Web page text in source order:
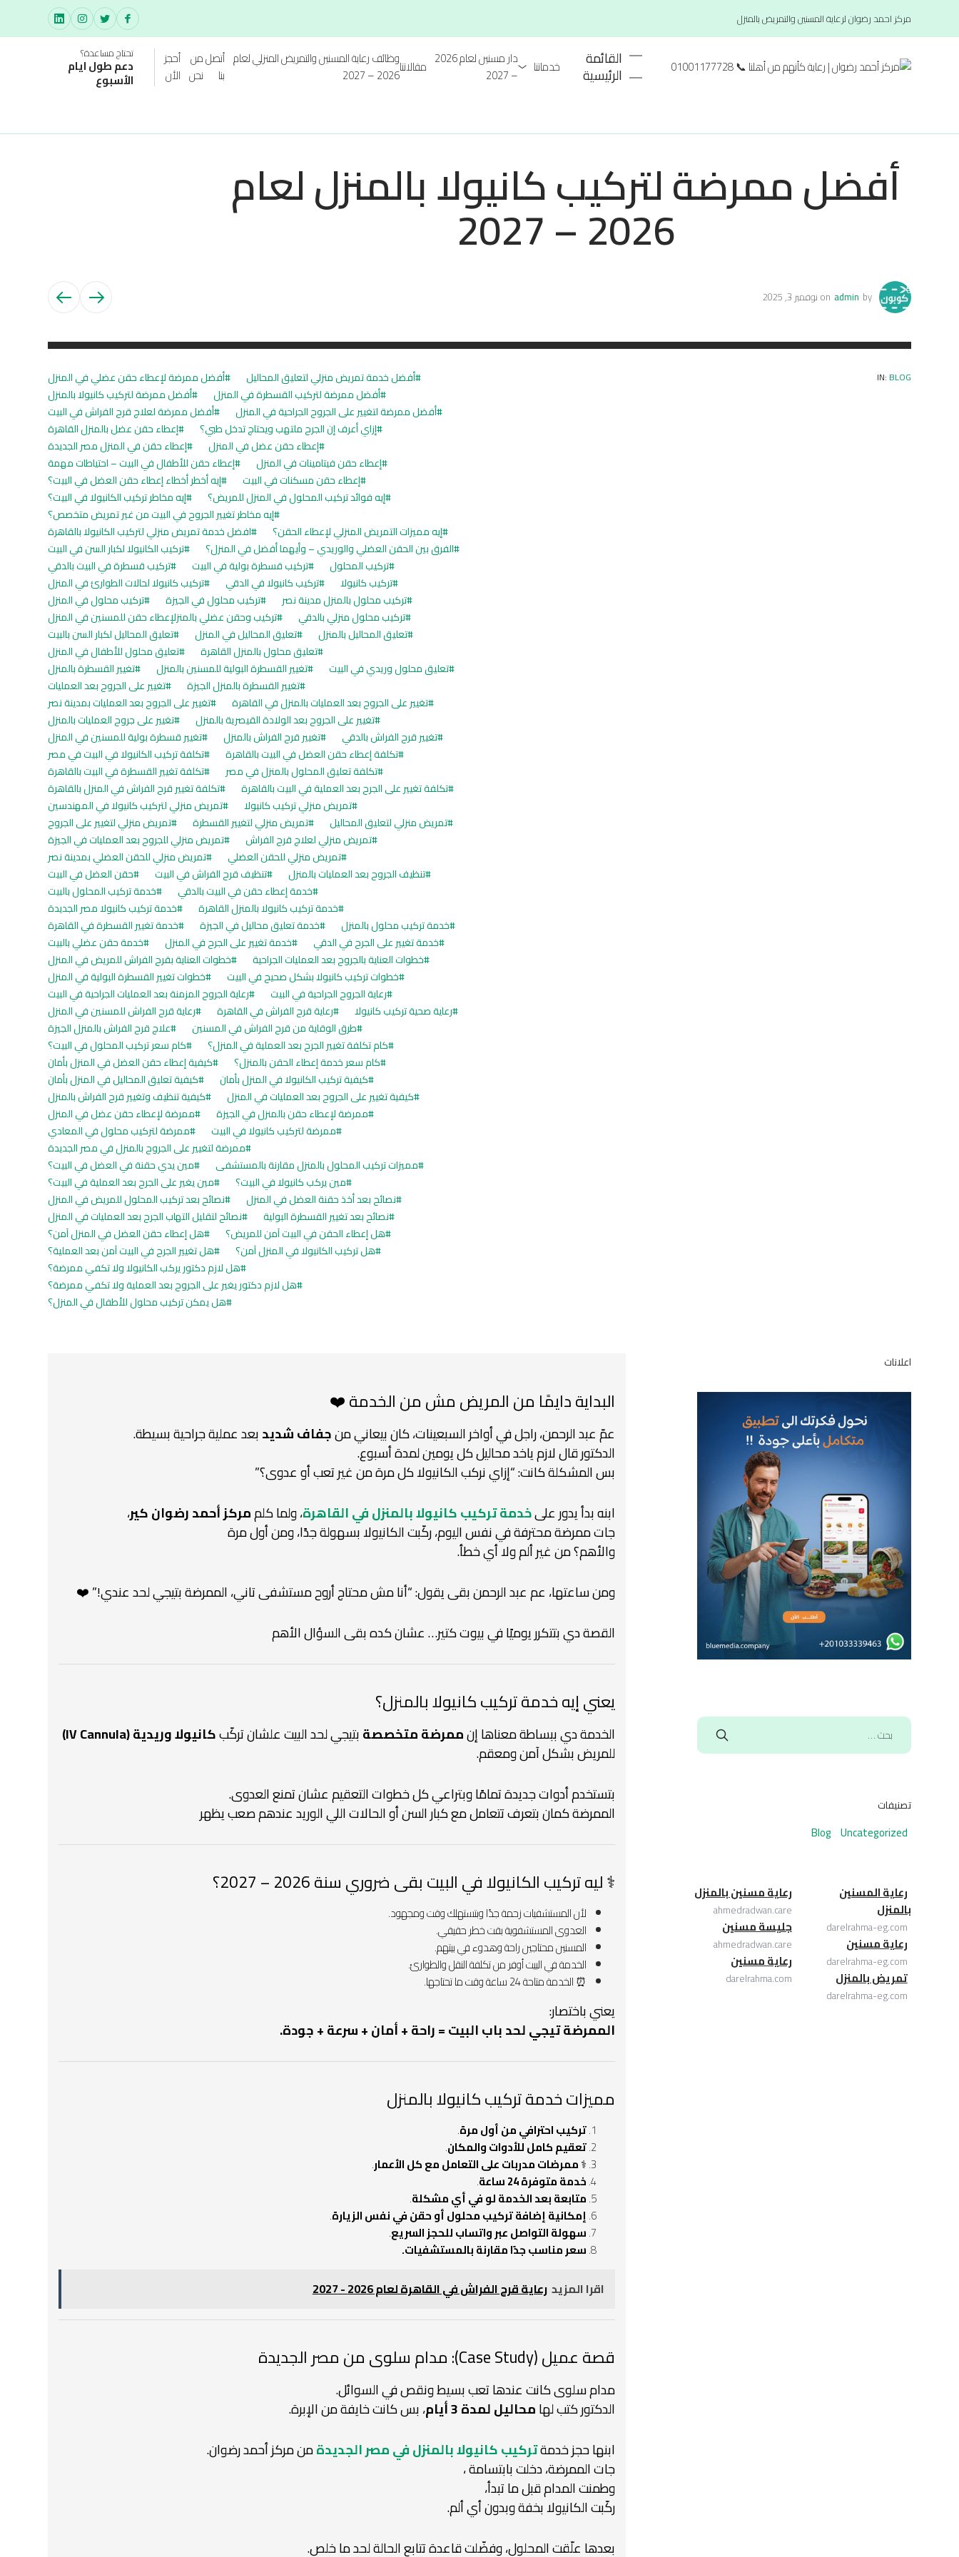
مركز احمد رضوان لرعاية المسنين والتمريض بالمنزل
القائمة
الرئيسية خدماتنا
دار مسنين لعام 2026
– 2027
مقالاتناوظائف رعاية المسنين والتمريض المنزلي لعام
2026 – 2027
أتصل
بنا
من
نحن
أحجز
الأن
تحتاج مساعدة؟
دعم طول ايام
الأسبوع
أفضل ممرضة لتركيب كانيولا بالمنزل لعام
2026 – 2027
by
admin
on نوفمبر 3, 2025
IN: BLOG أفضل خدمة تمريض منزلي لتعليق المحاليل
أفضل ممرضة لإعطاء حقن عضلي في المنزل
أفضل ممرضة لتركيب القسطرة في المنزل
أفضل ممرضة لتركيب كانيولا بالمنزل
أفضل ممرضة لتغيير على الجروح الجراحية في المنزل
أفضل ممرضة لعلاج قرح الفراش في البيت
إزاي أعرف إن الجرح ملتهب ويحتاج تدخل طبي؟
إعطاء حقن عضل بالمنزل القاهرة
إعطاء حقن عضل في المنزل
إعطاء حقن في المنزل مصر الجديدة
إعطاء حقن فيتامينات في المنزل
إعطاء حقن للأطفال في البيت – احتياطات مهمة
إعطاء حقن مسكنات في البيت
إيه أخطر أخطاء إعطاء حقن العضل في البيت؟
إيه فوائد تركيب المحلول في المنزل للمريض؟
إيه مخاطر تركيب الكانيولا في البيت؟
إيه مخاطر تغيير الجروح في البيت من غير تمريض متخصص؟
إيه مميزات التمريض المنزلي لإعطاء الحقن؟
افضل خدمة تمريض منزلي لتركيب الكانيولا بالقاهرة
الفرق بين الحقن العضلي والوريدي – وأيهما أفضل في المنزل؟
تركيب الكانيولا لكبار السن في البيت
تركيب المحلول
تركيب قسطرة بولية في البيت
تركيب قسطرة في البيت بالدقي
تركيب كانيولا
تركيب كانيولا في الدقي
تركيب كانيولا لحالات الطوارئ في المنزل
تركيب محلول بالمنزل مدينة نصر
تركيب محلول في الجيزة
تركيب محلول في المنزل
تركيب محلول منزلي بالدقي
تركيب وحقن عضلي بالمنزلإعطاء حقن للمسنين في المنزل
تعليق المحاليل بالمنزل
تعليق المحاليل في المنزل
تعليق المحاليل لكبار السن بالبيت
تعليق محلول بالمنزل القاهرة
تعليق محلول للأطفال في المنزل
تعليق محلول وريدي في البيت
تغيير القسطرة البولية للمسنين بالمنزل
تغيير القسطرة بالمنزل
تغيير القسطرة بالمنزل الجيزة
تغيير على الجروح بعد العمليات
تغيير على الجروح بعد العمليات بالمنزل في القاهرة
تغيير على الجروح بعد العمليات بمدينة نصر
تغيير على الجروح بعد الولادة القيصرية بالمنزل
تغيير على جروح العمليات بالمنزل
تغيير قرح الفراش بالدقي
تغيير قرح الفراش بالمنزل
تغيير قسطرة بولية للمسنين في المنزل
تكلفة إعطاء حقن العضل في البيت بالقاهرة
تكلفة تركيب الكانيولا في البيت في مصر
تكلفة تعليق المحلول بالمنزل في مصر
تكلفة تغيير القسطرة في البيت بالقاهرة
تكلفة تغيير على الجرح بعد العملية في البيت بالقاهرة
تكلفة تغيير قرح الفراش في المنزل بالقاهرة
تمريض منزلي تركيب كانيولا
تمريض منزلي لتركيب كانيولا في المهندسين
تمريض منزلي لتعليق المحاليل
تمريض منزلي لتغيير القسطرة
تمريض منزلي لتغيير على الجروح
تمريض منزلي لعلاج قرح الفراش
تمريض منزلي للجروح بعد العمليات في الجيزة
تمريض منزلي للحقن العضلي
تمريض منزلي للحقن العضلي بمدينة نصر
تنظيف الجروح بعد العمليات بالمنزل
تنظيف قرح الفراش في البيت
حقن العضل في البيت
خدمة إعطاء حقن في البيت بالدقي
خدمة تركيب المحلول بالبيت
خدمة تركيب كانيولا بالمنزل القاهرة
خدمة تركيب كانيولا مصر الجديدة
خدمة تركيب محلول بالمنزل
خدمة تعليق محاليل في الجيزة
خدمة تغيير القسطرة في القاهرة
خدمة تغيير على الجرح في الدقي
خدمة تغيير على الجرح في المنزل
خدمة حقن عضلي بالبيت
خطوات العناية بالجروح بعد العمليات الجراحية
خطوات العناية بقرح الفراش للمريض في المنزل
خطوات تركيب كانيولا بشكل صحيح في البيت
خطوات تغيير القسطرة البولية في المنزل
رعاية الجروح الجراحية في البيت
رعاية الجروح المزمنة بعد العمليات الجراحية في البيت
رعاية صحية تركيب كانيولا
رعاية قرح الفراش في القاهرة
رعاية قرح الفراش للمسنين في المنزل
طرق الوقاية من قرح الفراش في المسنين
علاج قرح الفراش بالمنزل الجيزة
كام تكلفة تغيير الجرح بعد العملية في المنزل؟
كام سعر تركيب المحلول في البيت؟
كام سعر خدمة إعطاء الحقن بالمنزل؟
كيفية إعطاء حقن العضل في المنزل بأمان
كيفية تركيب الكانيولا في المنزل بأمان
كيفية تعليق المحاليل في المنزل بأمان
كيفية تغيير على الجروح بعد العمليات في المنزل
كيفية تنظيف وتغيير قرح الفراش بالمنزل
ممرضة لإعطاء حقن بالمنزل في الجيزة
ممرضة لإعطاء حقن عضل في المنزل
ممرضة لتركيب كانيولا في البيت
ممرضة لتركيب محلول في المعادي
ممرضة لتغيير على الجروح بالمنزل في مصر الجديدة
مميزات تركيب المحلول بالمنزل مقارنة بالمستشفى
مين يدي حقنة في العضل في البيت؟
مين يركب كانيولا في البيت؟
مين يغير على الجرح بعد العملية في البيت؟
نصائح بعد أخذ حقنة العضل في المنزل
نصائح بعد تركيب المحلول للمريض في المنزل
نصائح بعد تغيير القسطرة البولية
نصائح لتقليل التهاب الجرح بعد العمليات في المنزل
هل إعطاء الحقن في البيت آمن للمريض؟
هل إعطاء حقن العضل في المنزل آمن؟
هل تركيب الكانيولا في المنزل آمن؟
هل تغيير الجرح في البيت آمن بعد العملية؟
هل لازم دكتور يركب الكانيولا ولا تكفي ممرضة؟
هل لازم دكتور يغير على الجروح بعد العملية ولا تكفي ممرضة؟
هل يمكن تركيب محلول للأطفال في المنزل؟
البداية دايمًا من المريض مش من الخدمة ❤️
عمّ عبد الرحمن، راجل في أواخر السبعينات،كان بيعاني منجفاف شديدبعد عملية جراحية بسيطة.
الدكتور قال لازم ياخد محاليل كل يومين لمدة أسبوع.
بس المشكلة كانت:“إزاي نركب الكانيولا كل مرة من غير تعب أو عدوى؟”
ابنه بدأ يدور علىخدمة تركيب كانيولا بالمنزل في القاهرة،ولما كلممركز أحمد رضوان كير،
جات ممرضة محترفة في نفس اليوم،ركّبت الكانيولا بسهولة جدًا، ومن أول مرة
والأهم؟ من غير ألم ولا أي خطأ.
ومن ساعتها، عم عبد الرحمن بقى يقول:“أنا مش محتاج أروح مستشفى تاني، الممرضة بتيجي لحد عندي!” ❤️
القصة دي بتتكرر يوميًا في بيوت كتير…عشان كده بقى السؤال الأهم
يعني إيه خدمة تركيب كانيولا بالمنزل؟
الخدمة دي ببساطة معناها إنممرضة متخصصةبتيجي لحد البيتعلشان تركّبكانيولا وريدية (IV Cannula)
للمريض بشكل آمن ومعقم.
بتستخدم أدوات جديدة تمامًاوبتراعي كل خطوات التعقيم عشان تمنع العدوى.
الممرضة كمان بتعرف تتعامل مع كبار السن أو الحالات اللي الوريد عندهم صعب يظهر
⚕️ ليه تركيب الكانيولا في البيت بقى ضروري سنة 2026 – 2027؟
لأن المستشفيات زحمة جدًا وبتستهلك وقت ومجهود.
العدوى المستشفوية بقت خطر حقيقي.
المسنين محتاجين راحة وهدوء في بيتهم.
الخدمة في البيت أوفر من تكلفة النقل والطوارئ.
⏰ الخدمة متاحة 24 ساعة وقت ما تحتاجها.
يعني باختصار:
الممرضة تيجي لحد باب البيت = راحة + أمان + سرعة + جودة.
مميزات خدمة تركيب كانيولا بالمنزل
تركيب احترافي من أول مرة.
تعقيم كامل للأدوات والمكان.
‍⚕️ممرضات مدربات على التعامل مع كل الأعمار.
خدمة متوفرة 24 ساعة
.
متابعة بعد الخدمة لو في أي مشكلة.
إمكانية إضافة تركيب محلول أو حقن في نفس الزيارة.
سهولة التواصل عبر واتساب للحجز السريع.
سعر مناسب جدًا مقارنة بالمستشفيات.
اقرا المزيد رعاية قرح الفراش في القاهرة لعام 2026 - 2027
قصة عميل (Case Study): مدام سلوى من مصر الجديدة
مدام سلوى كانت عندها تعب بسيط ونقص في السوائل.
الدكتور كتب لهامحاليل لمدة 3 أيام
، بس كانت خايفة من الإبرة.
ابنها حجز خدمةتركيب كانيولا بالمنزل في مصر الجديدةمن مركز أحمد رضوان.
جات الممرضة، دخلت بابتسامة ،
وطمنت المدام قبل ما تبدأ،
ركّبت الكانيولا بخفة وبدون أي ألم.
بعدها علّقت المحلول، وفضّلت قاعدة تتابع الحالة لحد ما خلص.
اعلانات
تصنيفات
Blog Uncategorized
رعاية المسنين
بالمنزل
darelrahma-eg.com
رعاية مسنين
darelrahma-eg.com
تمريض بالمنزل
darelrahma-eg.com
رعاية مسنين بالمنزل
ahmedradwan.care
جليسة مسنين
ahmedradwan.care
رعاية مسنين
darelrahma.com